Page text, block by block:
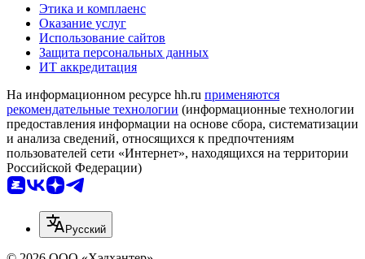
Этика и комплаенс
Оказание услуг
Использование сайтов
Защита персональных данных
ИТ аккредитация
На информационном ресурсе hh.ru применяются
рекомендательные технологии (информационные технологии
предоставления информации на основе сбора, систематизации
и анализа сведений, относящихся к предпочтениям
пользователей сети «Интернет», находящихся на территории
Российской Федерации)
Русский